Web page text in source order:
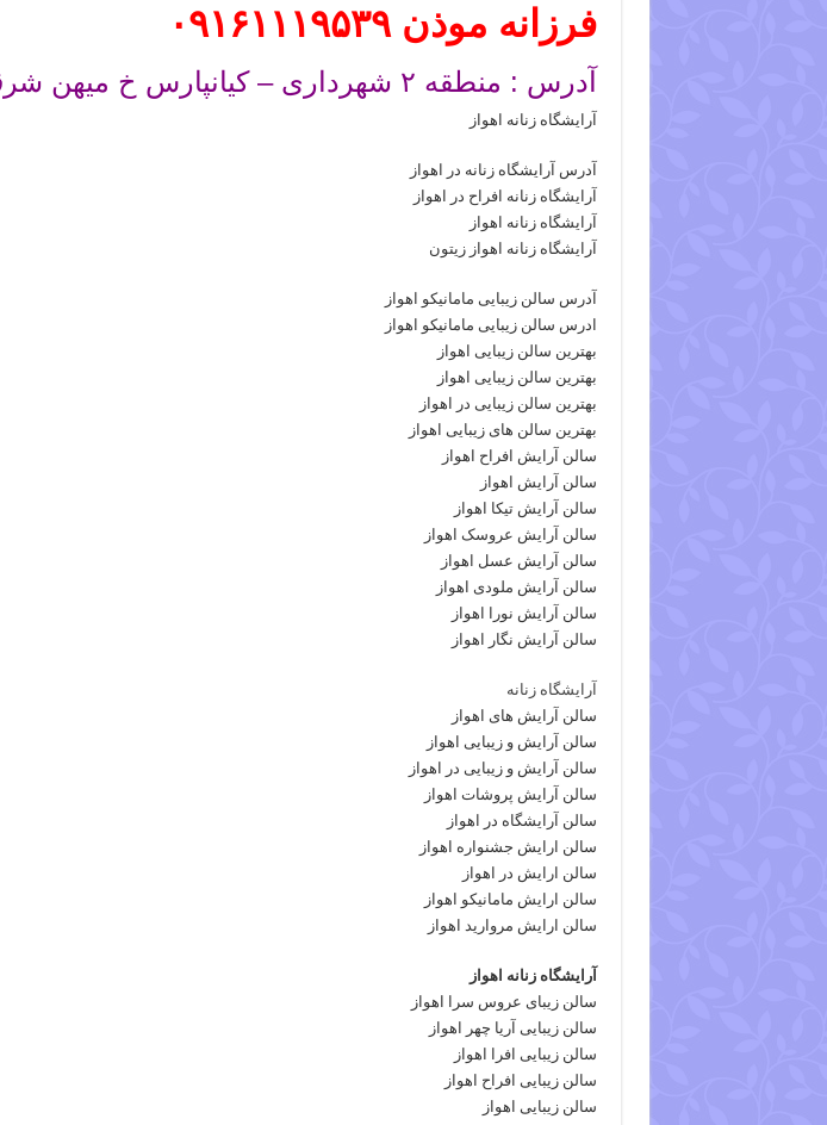
فرزانه موذن ۰۹۱۶۱۱۱۹۵۳۹
آدرس : منطقه ۲ شهرداری – کیانپارس خ میهن شرقی پ ۱۹
آرایشگاه زنانه اهواز
آدرس آرایشگاه زنانه در اهواز
آرایشگاه زنانه افراح در اهواز
آرایشگاه زنانه اهواز
آرایشگاه زنانه اهواز زیتون
آدرس سالن زیبایی مامانیکو اهواز
ادرس سالن زیبایی مامانیکو اهواز
بهترین سالن زیبایی اهواز
بهترین سالن زیبایی اهواز
بهترین سالن زیبایی در اهواز
بهترین سالن های زیبایی اهواز
سالن آرایش افراح اهواز
سالن آرایش اهواز
سالن آرایش تیکا اهواز
سالن آرایش عروسک اهواز
سالن آرایش عسل اهواز
سالن آرایش ملودی اهواز
سالن آرایش نورا اهواز
سالن آرایش نگار اهواز
آرایشگاه زنانه
سالن آرایش های اهواز
سالن آرایش و زیبایی اهواز
سالن آرایش و زیبایی در اهواز
سالن آرایش پروشات اهواز
سالن آرایشگاه در اهواز
سالن ارایش جشنواره اهواز
سالن ارایش در اهواز
سالن ارایش مامانیکو اهواز
سالن ارایش مروارید اهواز
آرایشگاه زنانه اهواز
سالن زیبای عروس سرا اهواز
سالن زیبایی آریا چهر اهواز
سالن زیبایی افرا اهواز
سالن زیبایی افراح اهواز
سالن زیبایی اهواز